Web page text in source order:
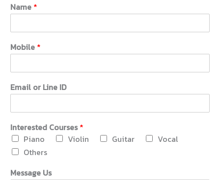
Name *
Mobile *
Email or Line ID
M
e
s
s
g
Interested Courses*
Piano
Violin Guitar
Vocal
Others
Message Us